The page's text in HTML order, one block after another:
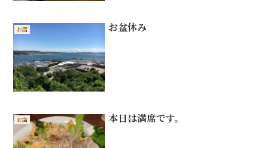
お店 お盆休み
お店 本日は満席です。